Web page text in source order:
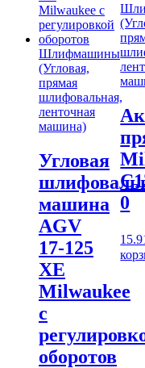
Шлифмашины
(Угловая,
прямая
шлифовальная,
ленточная
машина)
Угловая
машина
AGV
17-125
XE
Milwaukee
с
оборотов
0